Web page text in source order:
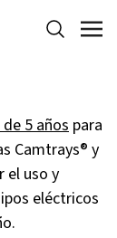
5 años para
Camtrays® y
el uso y
eléctricos